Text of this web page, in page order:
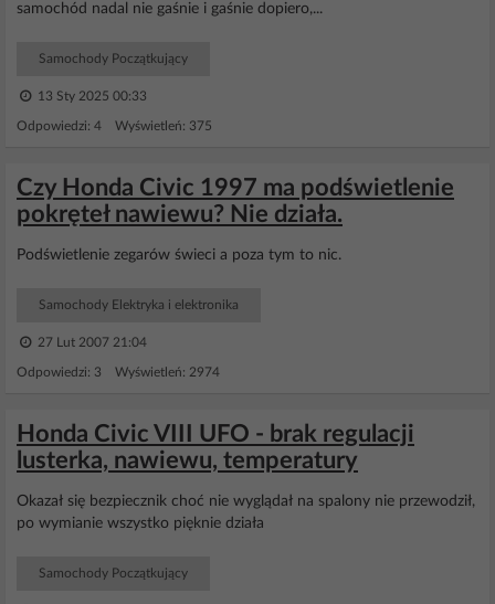
samochód nadal nie gaśnie i gaśnie dopiero,...
Samochody Początkujący
13 Sty 2025 00:33
Odpowiedzi: 4 Wyświetleń: 375
Czy Honda Civic 1997 ma podświetlenie
pokręteł nawiewu? Nie działa.
Podświetlenie zegarów świeci a poza tym to nic.
Samochody Elektryka i elektronika
27 Lut 2007 21:04
Odpowiedzi: 3 Wyświetleń: 2974
Honda Civic VIII UFO - brak regulacji
lusterka, nawiewu, temperatury
Okazał się bezpiecznik choć nie wyglądał na spalony nie przewodził,
po wymianie wszystko pięknie działa
Samochody Początkujący